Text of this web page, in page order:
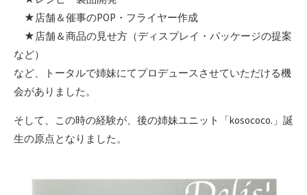
★店舗＆催事のPOP・フライヤー作成
★店舗＆商品の見せ方（ディスプレイ・パッケージの提案
など）
など、トータルで姉妹にてプロデュースさせていただける機
会がありました。
そして、この時の経験が、後の姉妹ユニット「kosococo.」誕
生の原点となりました。